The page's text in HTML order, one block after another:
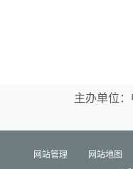
主办单位
网站管理 网站地图